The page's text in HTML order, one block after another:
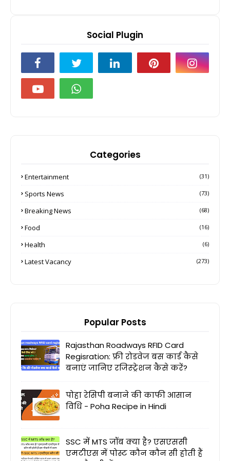
Social Plugin
Categories
Entertainment (31)
Sports News (73)
Breaking News (68)
Food (16)
Health (6)
Latest Vacancy (273)
Popular Posts
Rajasthan Roadways RFID Card
Regisration: फ्री रोडवेज बस कार्ड कैसे
बनाएं जानिए रजिस्ट्रेशन कैसे करें?
पोहा रेसिपी बनाने की काफी आसान
विधि - Poha Recipe in Hindi
SSC में MTS जॉब क्या है? एसएससी
एमटीएस में पोस्ट कौन कौन सी होती हैं